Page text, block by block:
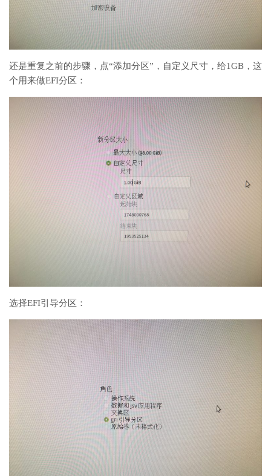
还是重复之前的步骤，点“添加分区”，自定义尺寸，给1GB，这
个用来做EFI分区：
选择EFI引导分区：